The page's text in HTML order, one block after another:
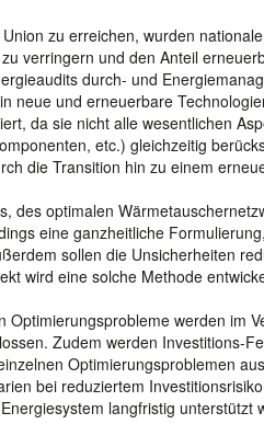
zu erreichen, wurden
verringern und den Anteil
durch- und
neue und erneuerbare
da sie nicht alle wesentlichen
etc.) gleichzeitig
die Transition hin zu einem
des optimalen
eine ganzheitliche
sollen die Unsicherheiten
wird eine solche Methode
werden im
Zudem werden Investitions-
Optimierungsproblemen
bei reduziertem
langfristig unterstützt